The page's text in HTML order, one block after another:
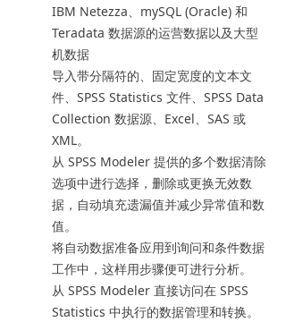
IBM Netezza、mySQL (Oracle) 和
Teradata 数据源的运营数据以及大型
机数据
导入带分隔符的、固定宽度的文本文
件、SPSS Statistics 文件、SPSS Data
Collection 数据源、Excel、SAS 或
XML。
从 SPSS Modeler 提供的多个数据清除
选项中进行选择，删除或更换无效数
据，自动填充遗漏值并减少异常值和数
值。
将自动数据准备应用到询问和条件数据
工作中，这样用步骤便可进行分析。
从 SPSS Modeler 直接访问在 SPSS
Statistics 中执行的数据管理和转换。